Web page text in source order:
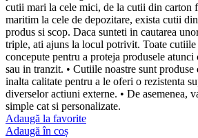
cutii mari la cele mici, de la cutii din carton
maritim la cele de depozitare, exista cutii
produs si scop. Daca sunteti in cautarea
triple, ati ajuns la locul potrivit. Toate
concepute pentru a proteja produsele atunci
sau in tranzit. • Cutiile noastre sunt
inalta calitate pentru a le oferi o rezistenta
diverselor actiuni externe. • De asemenea,
simple cat si personalizate.
Adaugă la favorite
Adaugă în coș